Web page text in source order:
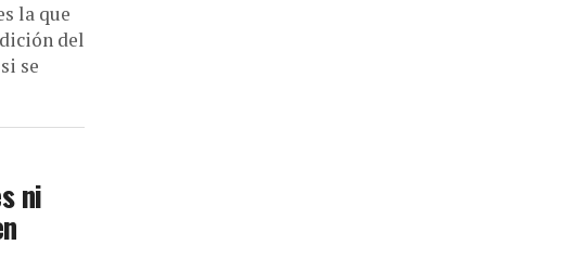
la que
del
se
ni